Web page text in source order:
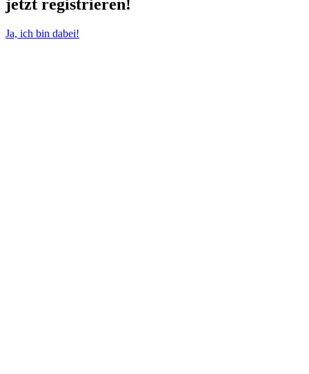
jetzt registrieren!
Ja, ich bin dabei!